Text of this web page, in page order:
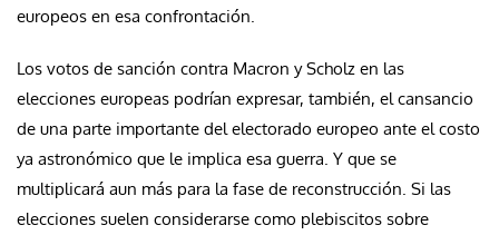
europeos en esa confrontación.
Los votos de sanción contra Macron y Scholz en las
elecciones europeas podrían expresar, también, el cansancio
de una parte importante del electorado europeo ante el costo
ya astronómico que le implica esa guerra. Y que se
multiplicará aun más para la fase de reconstrucción. Si las
elecciones suelen considerarse como plebiscitos sobre